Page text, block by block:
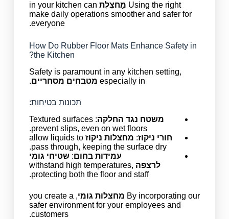
Using the right מַחצֶלֶת in your kitchen can
make daily operations smoother and safer for
everyone.
How Do Rubber Floor Mats Enhance Safety in
the Kitchen?
Safety is paramount in any kitchen setting,
especially in מטבחים מסחריים.
תכונות בטיחות:
משטח נגד החלקה : Textured surfaces
prevent slips, even on wet floors.
חורי ניקוז: מחצלות ניקוז allow liquids to
pass through, keeping the surface dry.
עמידות בחום:שטיחי גומי
לרצפה withstand high temperatures,
protecting both the floor and staff.
By incorporating our מחצלות גומי , you create a
safer environment for your employees and
customers.